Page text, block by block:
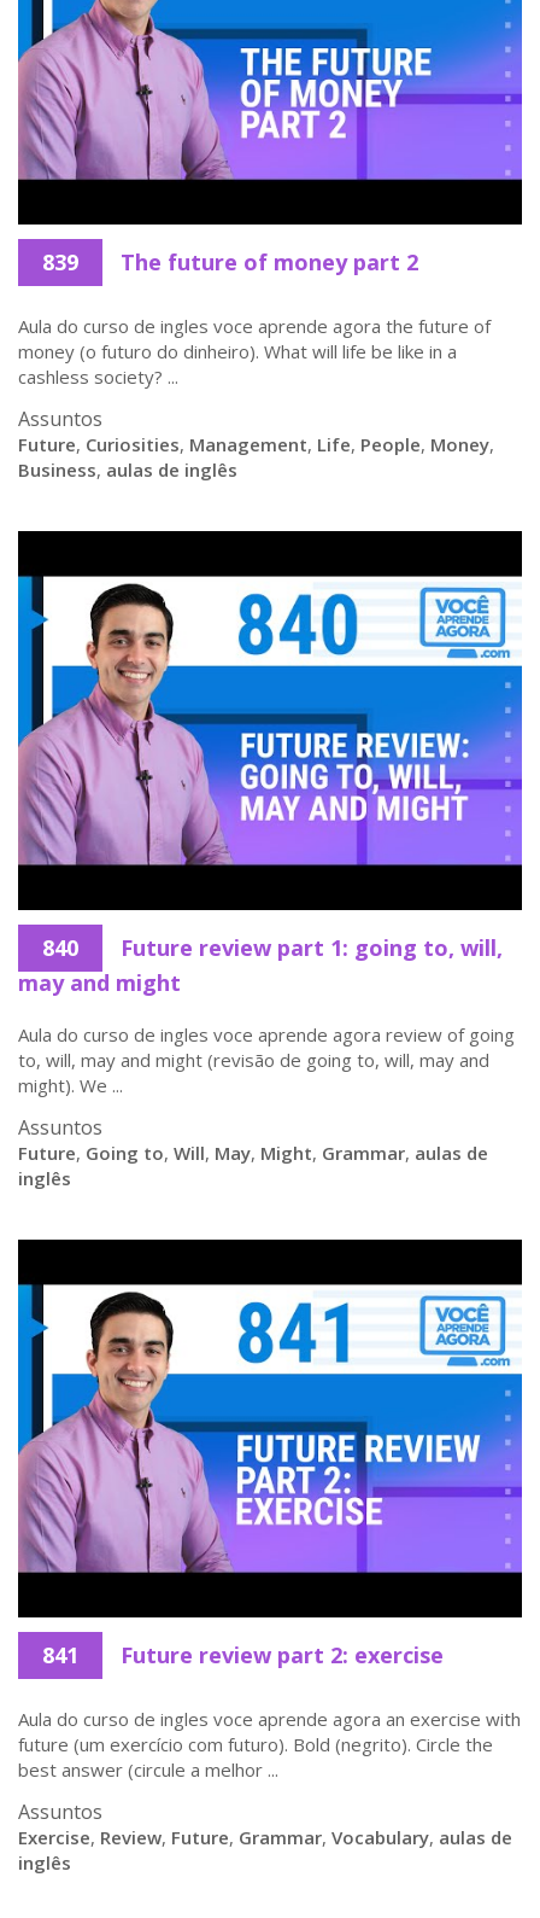
839 The future of money part 2
Aula do curso de ingles voce aprende agora the future of
money (o futuro do dinheiro). What will life be like in a
cashless society? ...
Assuntos
Future, Curiosities, Management, Life, People, Money,
Business, aulas de inglês
840
Future review part 1: going to, will,
may and might
Aula do curso de ingles voce aprende agora review of going
to, will, may and might (revisão de going to, will, may and
might). We ...
Assuntos
Future, Going to, Will, May, Might, Grammar, aulas de
inglês
841 Future review part 2: exercise
Aula do curso de ingles voce aprende agora an exercise with
future (um exercício com futuro). Bold (negrito). Circle the
best answer (circule a melhor ...
Assuntos
Exercise, Review, Future, Grammar, Vocabulary, aulas de
inglês